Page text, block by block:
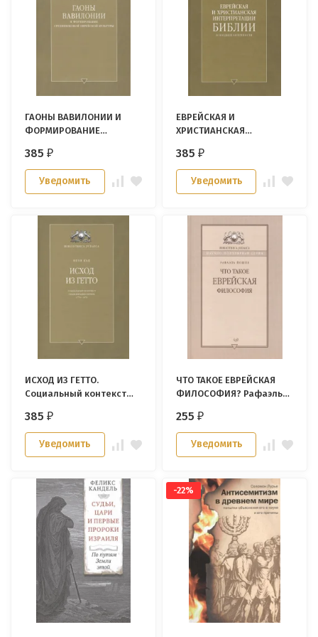
ГАОНЫ ВАВИЛОНИИ И
ФОРМИРОВАНИЕ
ЕВРЕЙСКОЙ КУЛЬТУРЫ.
Роберт Броди
385₽
Уведомить
ЕВРЕЙСКАЯ И
ХРИСТИАНСКАЯ
В ПОЗДНЕЙ АНТИЧНОСТИ.
Марк Гиршман
385₽
Уведомить
ИСХОД ИЗ ГЕТТО.
Социальный контекст
1770-1870. Яков Кац
385₽
Уведомить
ЧТО ТАКОЕ ЕВРЕЙСКАЯ
ФИЛОСОФИЯ? Рафаэль
255₽
Уведомить
-22%